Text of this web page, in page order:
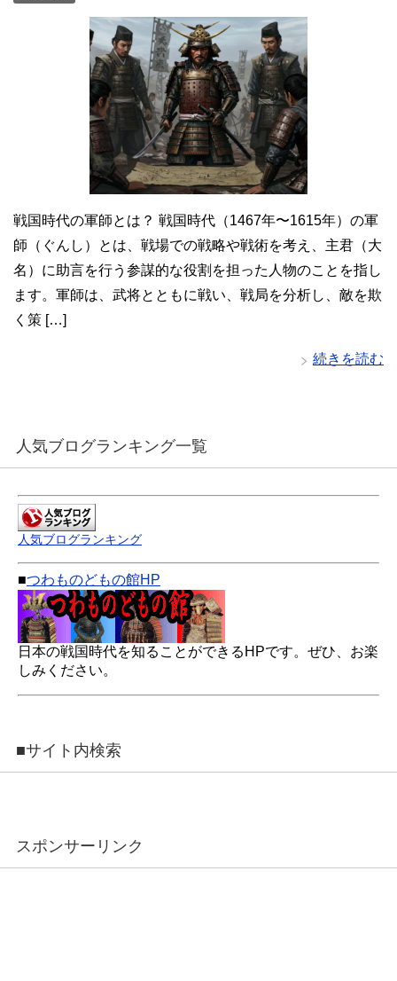
戦国時代の軍師とは？ 戦国時代（1467年〜1615年）の軍
師（ぐんし）とは、戦場での戦略や戦術を考え、主君（大
名）に助言を行う参謀的な役割を担った人物のことを指し
ます。軍師は、武将とともに戦い、戦局を分析し、敵を欺
く策 […]
続きを読む
人気ブログランキング一覧
人気ブログランキング
■つわものどもの館HP
日本の戦国時代を知ることができるHPです。ぜひ、お楽
しみください。
■サイト内検索
スポンサーリンク